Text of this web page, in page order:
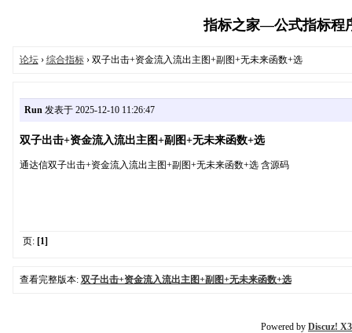
指标之家—公式指标程
论坛› 综合指标› 双子出击+资金流入流出主图+副图+无未来函数+选
Run发表于 2025-12-10 11:26:47
双子出击+资金流入流出主图+副图+无未来函数+选
通达信双子出击+资金流入流出主图+副图+无未来函数+选 含源码
页: [1]
查看完整版本: 双子出击+资金流入流出主图+副图+无未来函数+选
Powered by Discuz!